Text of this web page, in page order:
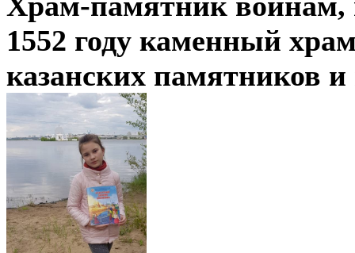
1552 году каменный
казанских памятников